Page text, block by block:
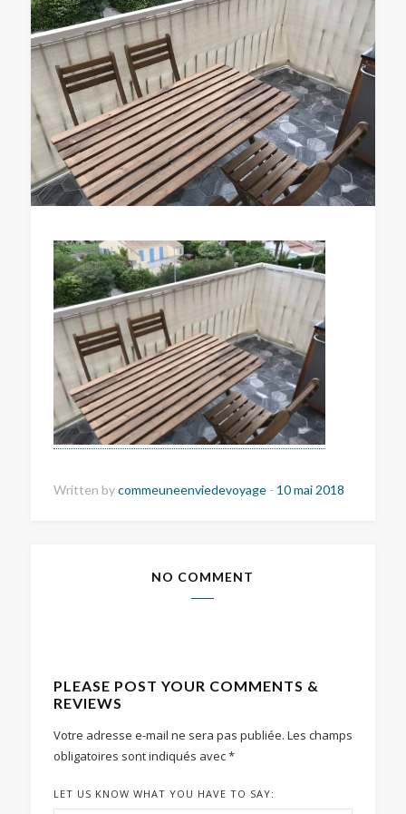
Written bycommeuneenviedevoyage - 10 mai 2018
NO COMMENT
PLEASE POST YOUR COMMENTS &
REVIEWS
Votre adresse e-mail ne sera pas publiée. Les champs
obligatoires sont indiqués avec*
LET US KNOW WHAT YOU HAVE TO SAY: